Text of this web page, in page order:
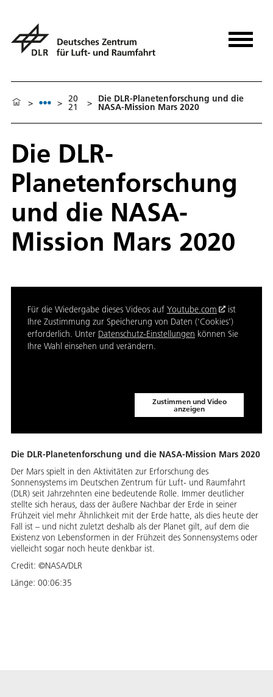
> > 20
21 > Die DLR-Planetenforschung und die
NASA-Mission Mars 2020
Die DLR-
Planetenforschung
und die NASA-
Mission Mars 2020
Für die Wiedergabe dieses Videos auf Youtube.com
ist
Ihre Zustimmung zur Speicherung von Daten ('Cookies')
erforderlich. Unter Datenschutz-Einstellungen können Sie
Ihre Wahl einsehen und verändern.
Zustimmen und Video
anzeigen
Die DLR-Planetenforschung und die NASA-Mission Mars 2020
Der Mars spielt in den Aktivitäten zur Erforschung des
Sonnensystems im Deutschen Zentrum für Luft- und Raumfahrt
(DLR) seit Jahrzehnten eine bedeutende Rolle. Immer deutlicher
stellte sich heraus, dass der äußere Nachbar der Erde in seiner
Frühzeit viel mehr Ähnlichkeit mit der Erde hatte, als dies heute der
Fall ist – und nicht zuletzt deshalb als der Planet gilt, auf dem die
Existenz von Lebensformen in der Frühzeit des Sonnensystems oder
vielleicht sogar noch heute denkbar ist.
Credit: ©NASA/DLR
Länge: 00:06:35